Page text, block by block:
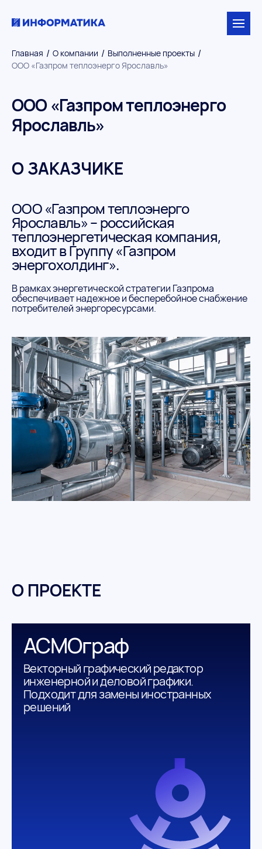
Главная / О компании / Выполненные проекты /
ООО «Газпром теплоэнерго Ярославль»
ООО «Газпром теплоэнерго
Ярославль»
О ЗАКАЗЧИКЕ
ООО «Газпром теплоэнерго
Ярославль» – российская
теплоэнергетическая компания,
входит в Группу «Газпром
энергохолдинг».
В рамках энергетической стратегии Газпрома
обеспечивает надежное и бесперебойное снабжение
потребителей энергоресурсами.
О ПРОЕКТЕ
АСМОграф
Векторный графический редактор
инженерной и деловой графики.
Подходит для замены иностранных
решений